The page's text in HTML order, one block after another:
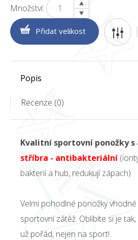
Množství:
Popis
Recenze (0)
Kvalitní sportovní ponožky s
stříbra - antibakteriální
bakterií a hub, redukují zápach)
Velmi pohodlné ponožky
sportovní zátěž. Oblíbíte si je
už pořád, nejen na sport!